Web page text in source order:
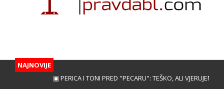
NAJNOVIJE
▣ PERICA I TONI PRED "PECARU": TEŠKO, ALI VJERUJEMO!